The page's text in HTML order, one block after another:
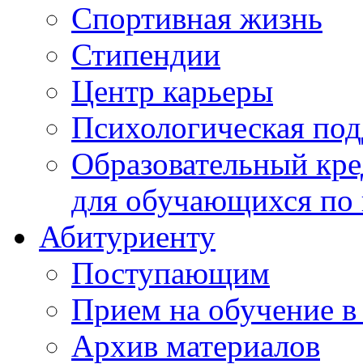
Спортивная жизнь
Стипендии
Центр карьеры
Психологическая
Образовательный
для обучающихся
Абитуриенту
Поступающим
Прием на обучение в
Архив материалов